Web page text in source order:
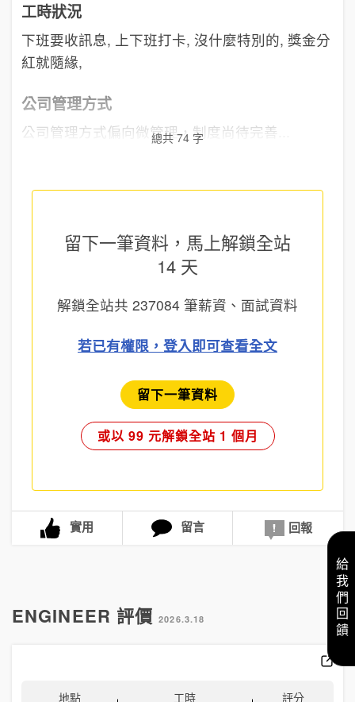
工時狀況
下班要收訊息, 上下班打卡, 沒什麼特別的, 獎金分
紅就隨緣,
公司管理方式
公司管理方式偏向微管理，制度尚待完善...
總共 74 字
留下一筆資料，馬上解鎖全站
14 天
解鎖全站共 237084 筆薪資、面試資料
若已有權限，登入即可查看全文
留下一筆資料
或以 99 元解鎖全站 1 個月
實用 留言 回報
ENGINEER 評價 2026.3.18
地點 工時 評分
給我們回饋